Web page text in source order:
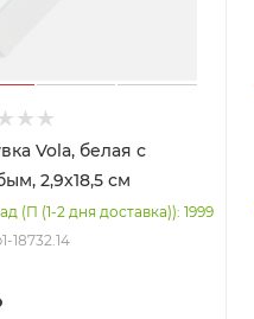
Vola, белая с
2,9х18,5 см
(П (1-2 дня доставка)): 1999
18732.14